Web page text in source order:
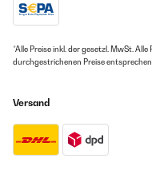
*Alle Preise inkl. der gesetzl. MwSt.
durchgestrichenen Preise
Versand